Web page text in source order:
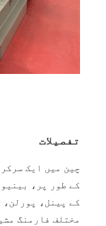
تفصیلات
چین میں ایک
کے طور پر،
کے پینل،
مختلف فارمنگ